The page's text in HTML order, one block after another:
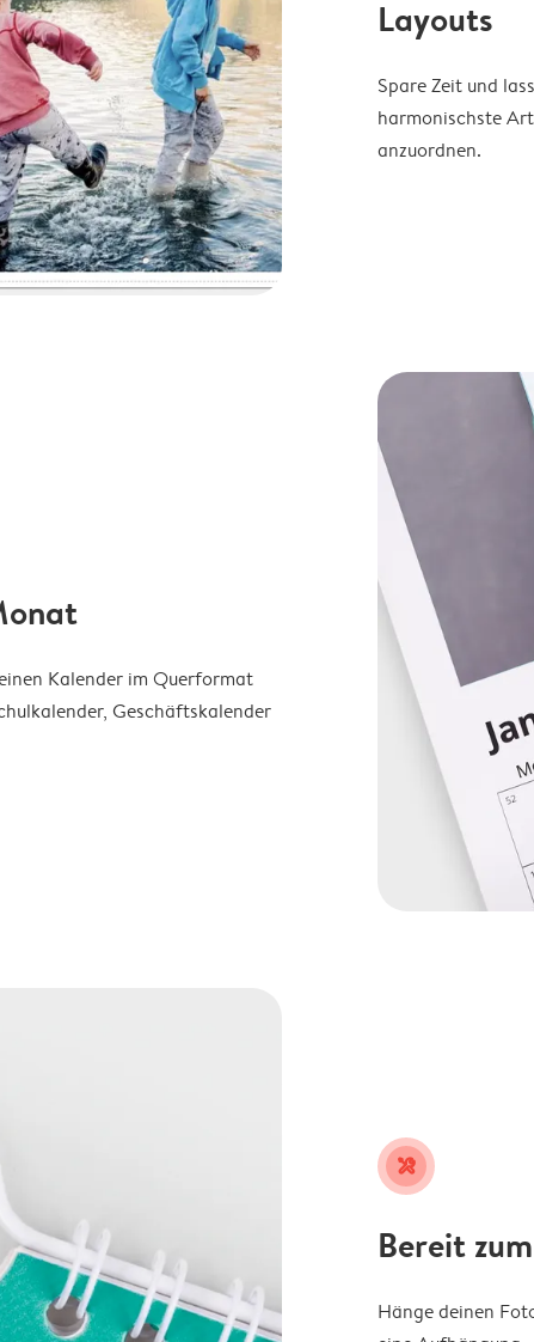
Layouts
Spare Zeit und
harmonischste
anzuordnen.
Kalender im Querformat
Geschäftskalender
tools
Bereit
Hänge deinen